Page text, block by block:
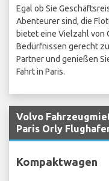
Egal ob Sie
Abenteurer sind, die
bietet eine Vielzahl von
Bedürfnissen gerecht
Partner und genießen
Fahrt in Paris.
Volvo
Paris Orly
Kompaktwagen